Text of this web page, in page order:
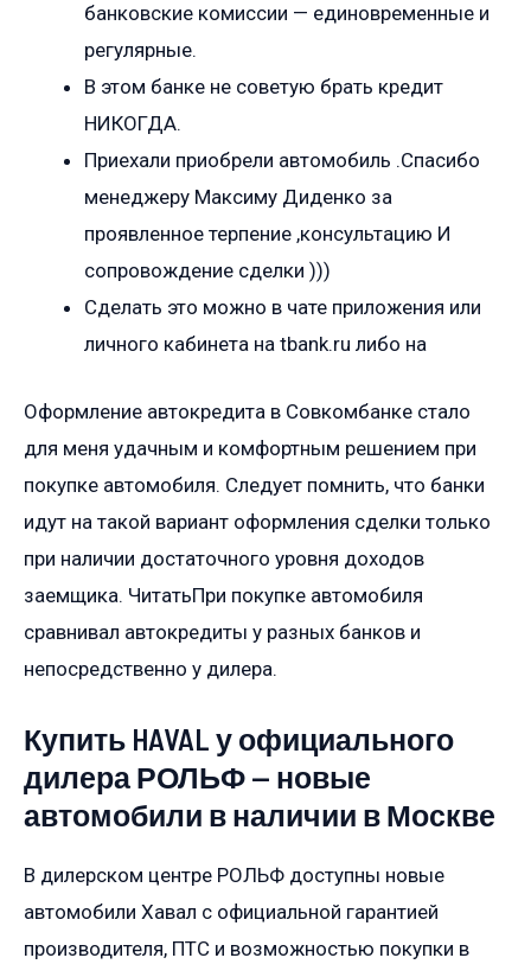
банковские комиссии — единовременные и
регулярные.
В этом банке не советую брать кредит
НИКОГДА.
Приехали приобрели автомобиль .Спасибо
менеджеру Максиму Диденко за
проявленное терпение ,консультацию И
сопровождение сделки )))
Сделать это можно в чате приложения или
личного кабинета на tbank.ru либо на
Оформление автокредита в Совкомбанке стало
для меня удачным и комфортным решением при
покупке автомобиля. Следует помнить, что банки
идут на такой вариант оформления сделки только
при наличии достаточного уровня доходов
заемщика. ЧитатьПри покупке автомобиля
сравнивал автокредиты у разных банков и
непосредственно у дилера.
Купить HAVAL у официального
дилера РОЛЬФ — новые
автомобили в наличии в Москве
В дилерском центре РОЛЬФ доступны новые
автомобили Хавал с официальной гарантией
производителя, ПТС и возможностью покупки в